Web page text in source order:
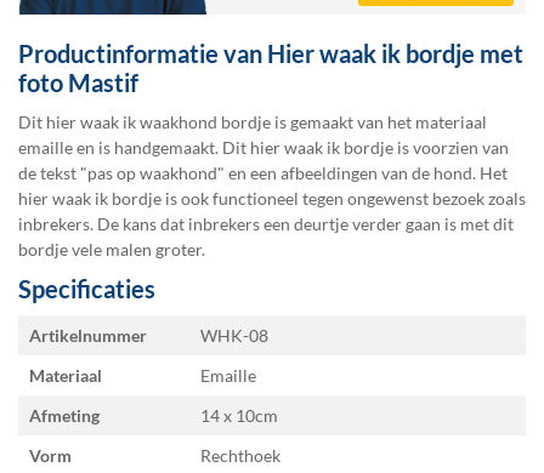
Productinformatie van Hier waak ik bordje met
foto Mastif
Dit hier waak ik waakhond bordje is gemaakt van het materiaal
emaille en is handgemaakt. Dit hier waak ik bordje is voorzien van
de tekst "pas op waakhond" en een afbeeldingen van de hond. Het
hier waak ik bordje is ook functioneel tegen ongewenst bezoek zoals
inbrekers. De kans dat inbrekers een deurtje verder gaan is met dit
bordje vele malen groter.
Specificaties
Specificaties
Artikelnummer
WHK-08
Materiaal
Emaille
Afmeting
14 x 10
Vorm
Rechthoek